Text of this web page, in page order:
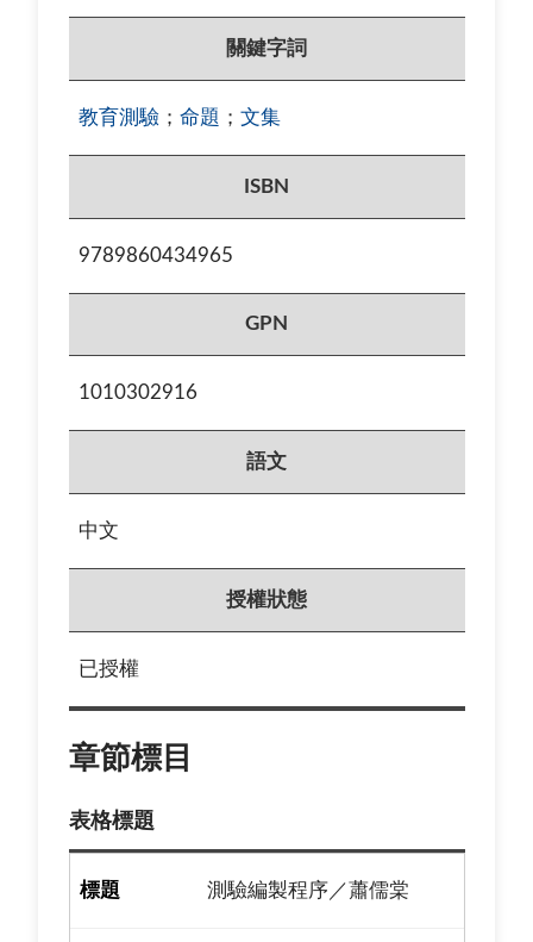
關鍵字詞
教育測驗 ； 命題 ； 文集
ISBN
9789860434965
GPN
1010302916
語文
中文
授權狀態
已授權
章節標目
表格標題
測驗編製程序／蕭儒棠